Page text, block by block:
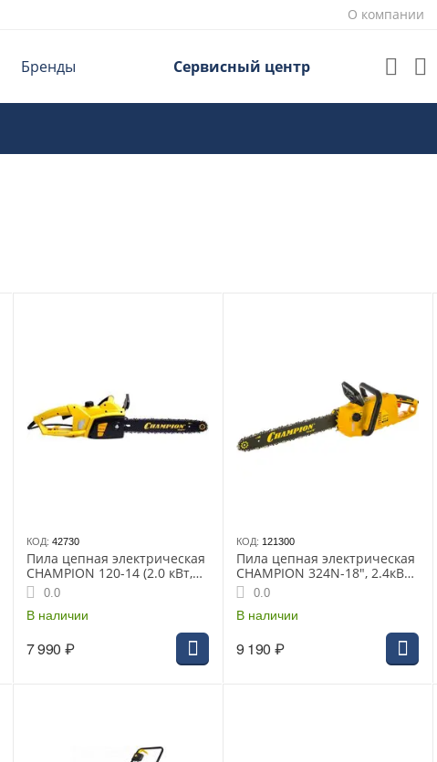
О компании
Бренды Сервисный центр
КОД: 42730
Пила цепная электрическая
CHAMPION 120-14 (2.0 кВт,
14")0.0
В наличии
7 990 ₽
КОД: 121300
Пила цепная электрическая
CHAMPION 324N-18", 2.4кВт,
18"0.0
В наличии
9 190 ₽